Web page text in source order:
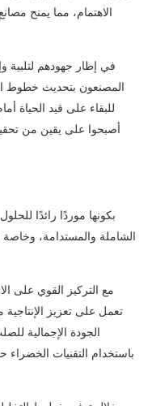
الاهتمام، مما يمنح
في إطار جهودهم لتلبية
المصنعون بتحديث خطوط
للبقاء على قيد الحياة
أصبحوا على يقين من
الشاملة والمستدامة،
مع التركيز القوي على
تعمل على تعزيز
الجودة الإجمالية
باستخدام التقنيات